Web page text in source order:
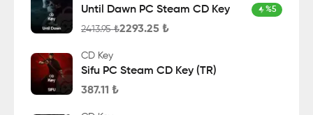
Until Dawn PC Steam CD Key %5
2413.95₺2293.25 ₺
CD Key
Sifu PC Steam CD Key (TR)
387.11 ₺